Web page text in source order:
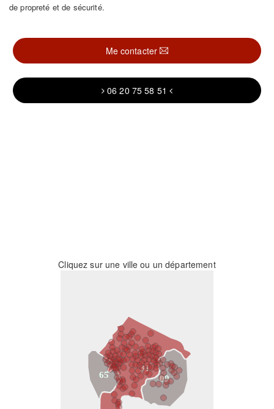
de propreté et de sécurité.
Me contacter
06 20 75 58 51
Cliquez sur une ville ou un département
31
09
65